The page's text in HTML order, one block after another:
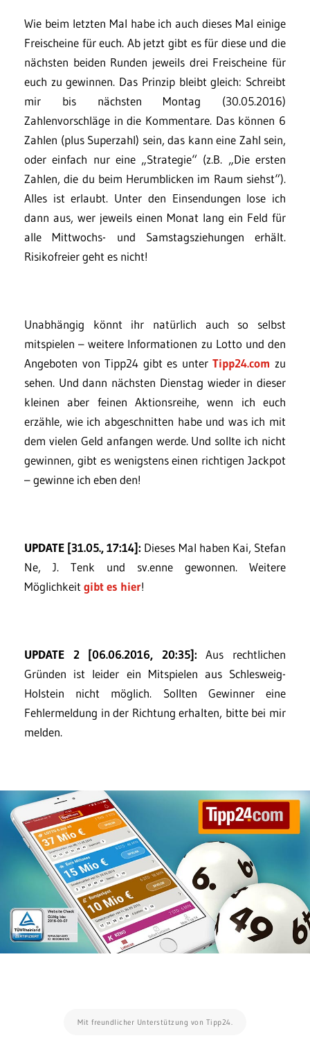
Wie beim letzten Mal habe ich auch dieses Mal einige
Freischeine für euch. Ab jetzt gibt es für diese und die
nächsten beiden Runden jeweils drei Freischeine für
euch zu gewinnen. Das Prinzip bleibt gleich: Schreibt
mir bis nächsten Montag (30.05.2016)
Zahlenvorschläge in die Kommentare. Das können 6
Zahlen (plus Superzahl) sein, das kann eine Zahl sein,
oder einfach nur eine „Strategie“ (z.B. „Die ersten
Zahlen, die du beim Herumblicken im Raum siehst“).
Alles ist erlaubt. Unter den Einsendungen lose ich
dann aus, wer jeweils einen Monat lang ein Feld für
alle Mittwochs- und Samstagsziehungen erhält.
Risikofreier geht es nicht!
Unabhängig könnt ihr natürlich auch so selbst
mitspielen – weitere Informationen zu Lotto und den
Angeboten von Tipp24 gibt es unterTipp24.com zu
sehen. Und dann nächsten Dienstag wieder in dieser
kleinen aber feinen Aktionsreihe, wenn ich euch
erzähle, wie ich abgeschnitten habe und was ich mit
dem vielen Geld anfangen werde. Und sollte ich nicht
gewinnen, gibt es wenigstens einen richtigen Jackpot
– gewinne ich eben den!
UPDATE [31.05., 17:14]: Dieses Mal haben Kai, Stefan
Ne, J. Tenk und sv.enne gewonnen. Weitere
Möglichkeit gibt es hier!
UPDATE 2 [06.06.2016, 20:35]: Aus rechtlichen
Gründen ist leider ein Mitspielen aus Schlesweig-
Holstein nicht möglich. Sollten Gewinner eine
Fehlermeldung in der Richtung erhalten, bitte bei mir
melden.
Mit freundlicher Unterstützung von Tipp24.